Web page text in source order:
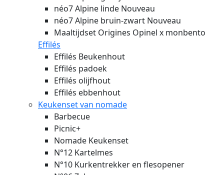
néo7 Alpine linde Nouveau
néo7 Alpine bruin-zwart Nouveau
Maaltijdset Origines Opinel x monbento
Effilés
Effilés Beukenhout
Effilés padoek
Effilés olijfhout
Effilés ebbenhout
Keukenset van nomade
Barbecue
Picnic+
Nomade Keukenset
N°12 Kartelmes
N°10 Kurkentrekker en flesopener